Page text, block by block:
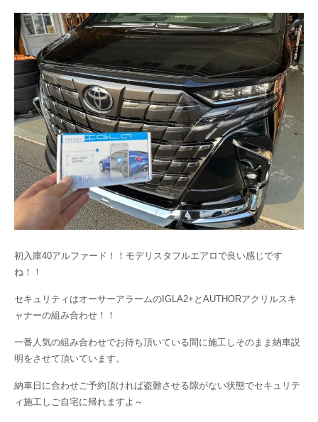
初入庫40アルファード！！モデリスタフルエアロで良い感じです
ね！！
セキュリティはオーサーアラームのIGLA2+とAUTHORアクリルスキ
ャナーの組み合わせ！！
一番人気の組み合わせでお待ち頂いている間に施工しそのまま納車説
明をさせて頂いています。
納車日に合わせご予約頂ければ盗難させる隙がない状態でセキュリテ
ィ施工しご自宅に帰れますよ～